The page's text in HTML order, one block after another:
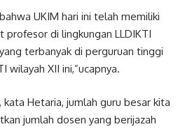
UKIM hari ini telah memiliki
di lingkungan LLDIKTI
terbanyak di perguruan tinggi
wilayah XII ini,”ucapnya.
Hetaria, jumlah guru besar kita
jumlah dosen yang berijazah